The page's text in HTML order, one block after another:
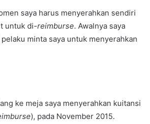
saya harus menyerahkan sendiri
untuk di-reimburse. Awalnya saya
minta saya untuk menyerahkan
ke meja saya menyerahkan kuitansi
), pada November 2015.